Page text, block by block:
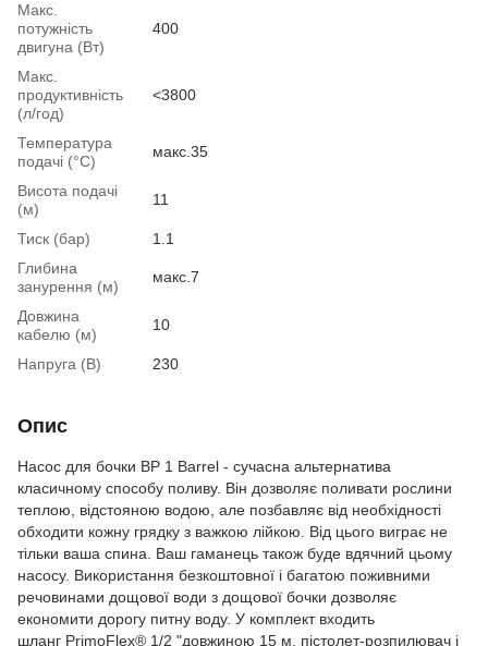
Макс.
потужність
двигуна (Вт)
400
Макс.
продуктивність
(л/год)
<3800
Температура
подачі (°C)
макс.35
Висота подачі
(м)
11
Тиск (бар)
1.1
Глибина
занурення (м)
макс.7
Довжина
кабелю (м)
10
Напруга (В) 230
Опис
Насос для бочки BP 1 Barrel - сучасна альтернатива
класичному способу поливу. Він дозволяє поливати рослини
теплою, відстояною водою, але позбавляє від необхідності
обходити кожну грядку з важкою лійкою. Від цього виграє не
тільки ваша спина. Ваш гаманець також буде вдячний цьому
насосу. Використання безкоштовної і багатою поживними
речовинами дощової води з дощової бочки дозволяє
економити дорогу питну воду. У комплект входить
шланг PrimoFlex® 1/2 "довжиною 15 м, пістолет-розпилювач і